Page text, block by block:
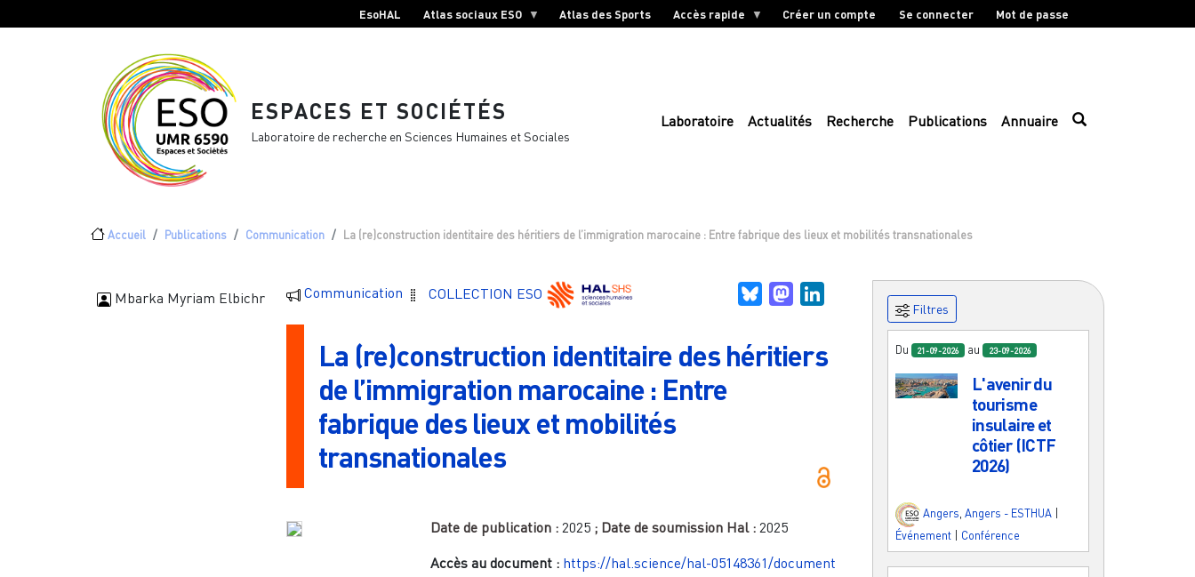
EsoHAL Atlas sociaux ESO Atlas des Sports Accès rapide Créer un compte Se connecter Mot de passe
ESPACES ET SOCIÉTÉS
Laboratoire de recherche en Sciences Humaines et Sociales
Laboratoire Actualités Recherche Publications Annuaire
Fil d'Ariane
Accueil Publications Communication La (re)construction identitaire des héritiers de l’immigration marocaine : Entre fabrique des lieux et mobilités transnationales
Mbarka Myriam Elbichr Communication COLLECTION ESO BlueskyMastodon
La (re)construction identitaire des héritiers
de l’immigration marocaine : Entre
fabrique des lieux et mobilités
transnationales
Date de publication : 2025 ; Date de soumission Hal : 2025
Accès au document : https://hal.science/hal-05148361/document
Filtres
Du 21-09-2026 au 23-09-2026
L'avenir du
tourisme
insulaire et
côtier (ICTF
2026)
Angers Angers - ESTHUA
Événement
Conférence